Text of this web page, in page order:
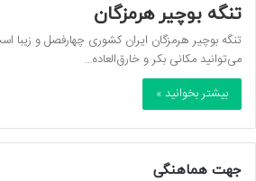
تنگه بوچیر هرمزگان
تنگه بوچیر هرمزگان ایران کشوری چهارفصل و زیبا
می‌توانید مکانی بکر و خارق‌العاده…
بیشتر بخوانید »
جهت هماهنگی